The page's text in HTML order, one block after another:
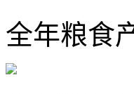
全年粮食